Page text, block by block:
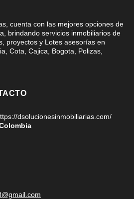
cuenta con las mejores opciones de
brindando servicios inmobiliarios de
proyectos y Lotes asesorías en
Cota, Cajica, Bogota, Polizas,
dsolucionesinmobiliarias.com/